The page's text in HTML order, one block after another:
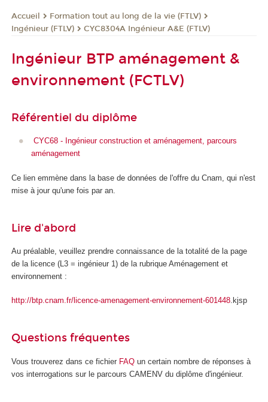
Accueil
Formation tout au long de la vie (FTLV)
Ingénieur (FTLV)
CYC8304A Ingénieur A&E (FTLV)
Ingénieur BTP aménagement &
environnement (FCTLV)
Référentiel du diplôme
CYC68 - Ingénieur construction et aménagement, parcours
aménagement
Ce lien emmène dans la base de données de l'offre du Cnam, qui n'est
mise à jour qu'une fois par an.
Lire d'abord
Au préalable, veuillez prendre connaissance de la totalité de la page
de la licence (L3 = ingénieur 1) de la rubrique Aménagement et
environnement :
http://btp.cnam.fr/licence-amenagement-environnement-601448.kjsp
Questions fréquentes
Vous trouverez dans ce fichier FAQ un certain nombre de réponses à
vos interrogations sur le parcours CAMENV du diplôme d'ingénieur.